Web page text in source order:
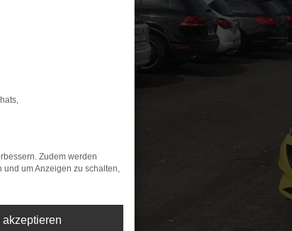
Zudem werden
um Anzeigen zu schalten,